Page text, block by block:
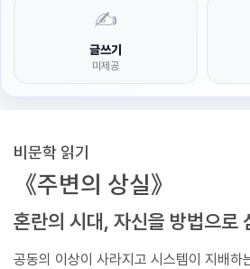
✍️
글쓰기
미제공
비문학 읽기
《주변의 상실》
혼란의 시대, 자신을 방법으로
공동의 이상이 사라지고 시스템이 지배하